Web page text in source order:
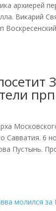
архиерей
Викарий
Савватия. 6
Пустынь.